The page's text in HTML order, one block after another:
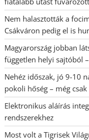
Nem halasztották a
Csákváron pedig el is
Magyarország jobban
független helyi sajtóból
Nehéz időszak, jó 9-10
pokoli hőség – még
Elektronikus aláírás
rendszerekhez
Most volt a Tigrisek